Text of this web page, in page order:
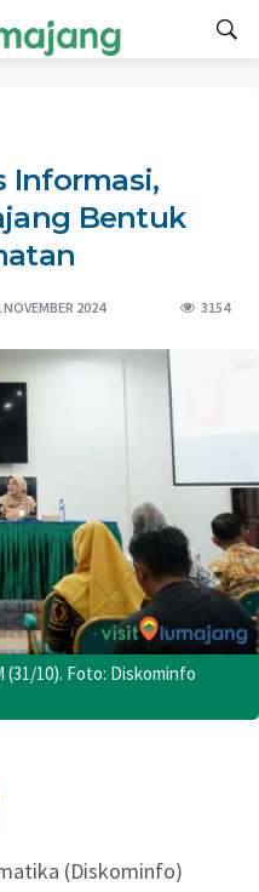
Informasi,
Bentuk
2024 3154
(31/10). Foto: Diskominfo
(Diskominfo)